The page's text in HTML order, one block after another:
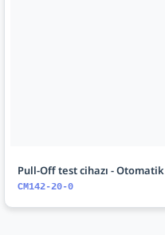
Pull-Off test cihazı - Otomatik
CM142-20-0